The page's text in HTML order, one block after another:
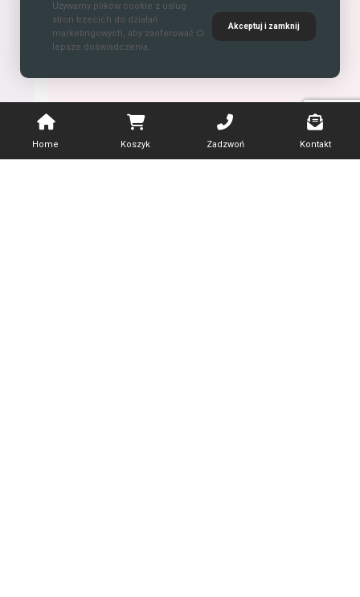
Home Koszyk Zadzwoń Kontakt
Używamy plików cookie z usług
stron trzecich do działań
marketingowych, aby zaoferować Ci
lepsze doświadczenia.
Akceptuj i zamknij